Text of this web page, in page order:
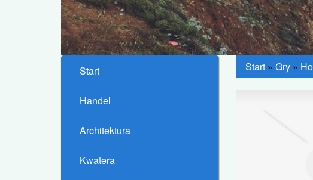
Start
Handel
Architektura
Kwatera
Start» Gry»